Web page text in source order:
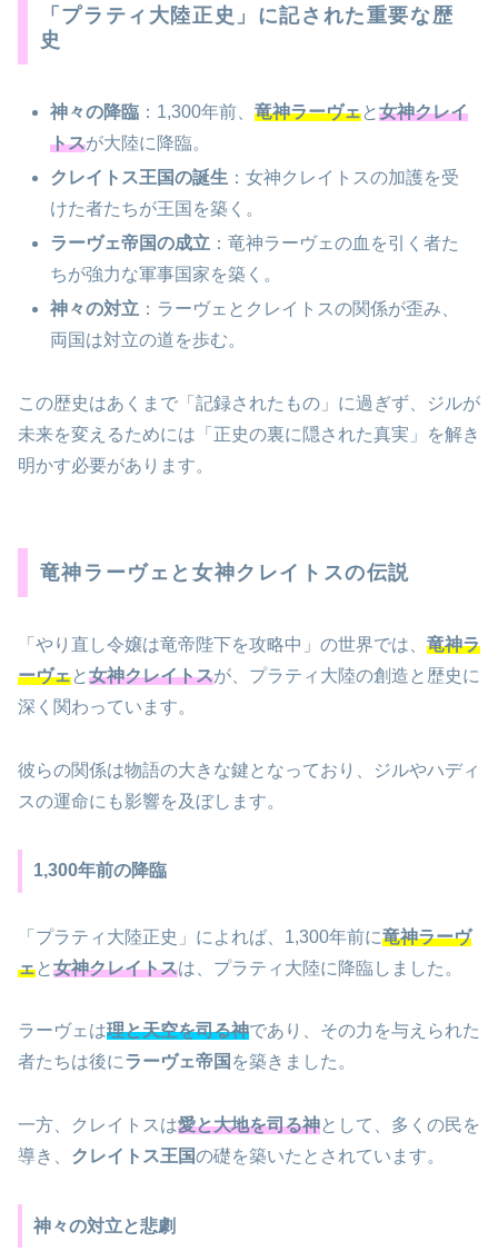
「プラティ大陸正史」に記された重要な歴
史
神々の降臨 ：1,300年前、竜神ラーヴェと女神クレイ
トスが大陸に降臨。
クレイトス王国の誕生 ：女神クレイトスの加護を受
けた者たちが王国を築く。
ラーヴェ帝国の成立 ：竜神ラーヴェの血を引く者た
ちが強力な軍事国家を築く。
神々の対立 ：ラーヴェとクレイトスの関係が歪み、
両国は対立の道を歩む。
この歴史はあくまで「記録されたもの」に過ぎず、ジルが
未来を変えるためには「正史の裏に隠された真実」を解き
明かす必要があります。
竜神ラーヴェと女神クレイトスの伝説
「やり直し令嬢は竜帝陛下を攻略中」の世界では、 竜神ラ
ーヴェと女神クレイトスが、プラティ大陸の創造と歴史に
深く関わっています。
彼らの関係は物語の大きな鍵となっており、ジルやハディ
スの運命にも影響を及ぼします。
1,300年前の降臨
「プラティ大陸正史」によれば、1,300年前に竜神ラーヴ
ェと女神クレイトスは、プラティ大陸に降臨しました。
ラーヴェは理と天空を司る神であり、その力を与えられた
者たちは後にラーヴェ帝国 を築きました。
一方、クレイトスは愛と大地を司る神として、多くの民を
導き、 クレイトス王国の礎を築いたとされています。
神々の対立と悲劇